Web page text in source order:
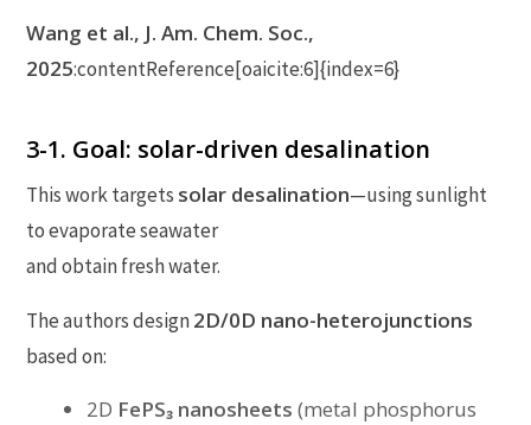
Wang et al., J. Am. Chem. Soc.,
2025:contentReference[oaicite:6]{index=6}
3-1. Goal: solar-driven desalination
This work targets solar desalination—using sunlight
to evaporate seawater
and obtain fresh water.
The authors design2D/0D nano-heterojunctions
based on:
2D FePS₃ nanosheets (metal phosphorus